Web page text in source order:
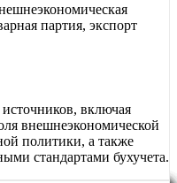
партия, экспорт
включая
внешнеэкономической
политики, а также
стандартами бухучета.